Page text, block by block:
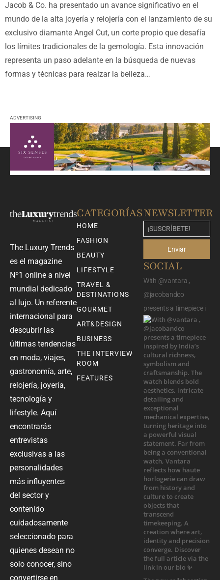
Jacob & Co. ha presentado un avance significativo en el
mundo de la alta joyería y relojería con el lanzamiento de su
exclusivo diamante Angel Cut, un corte propio que desafía
los límites tradicionales de la gemología. Esta innovación
representa un paso adelante en la búsqueda de nuevas
formas y técnicas para realzar la belleza…
ADVERTISING
The Luxury Trends
es el magazine
Nº1 online a nivel
mundial dedicado
al lujo. Un referente
internacional para
descubrir las
últimas tendencias
en moda, viajes,
gastronomía, arte,
relojería, joyería,
tecnología y
lifestyle. Aquí
encontrarás
entrevistas
exclusivas a las
personalidades
más influyentes
del sector y
contenido
cuidadosamente
seleccionado para
quienes desean no
solo conocer, sino
convertirse en
CATEGORÍAS
HOME
FASHION
BEAUTY
LIFESTYLE
TRAVEL &
DESTINATIONS
GOURMET
ART&DESIGN
BUSINESS
THE INTERVIEW
ROOM
FEATURES
NEWSLETTER
Enviar
SOCIAL
With @vantara ,
@jacobandco
presents a timepiece i